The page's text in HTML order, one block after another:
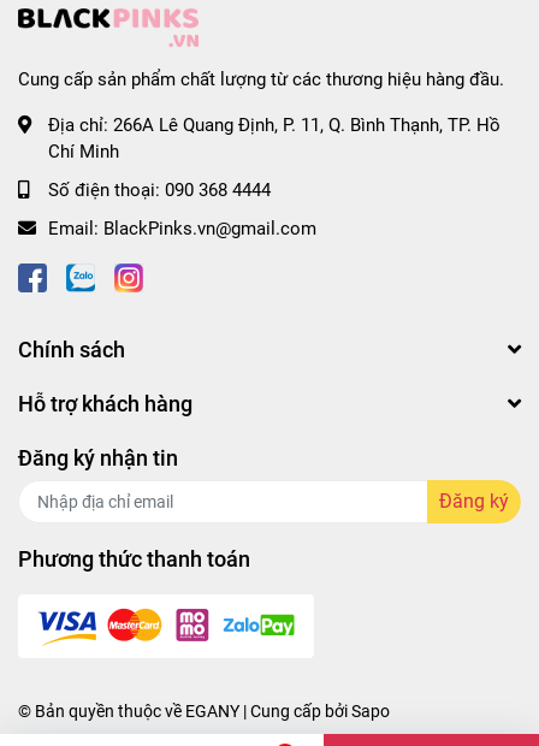
#blpcomvn
Cung cấp sản phẩm chất lượng từ các thương hiệu hàng đầu.
Địa chỉ: 266A Lê Quang Định, P. 11, Q. Bình Thạnh, TP. Hồ
Chí Minh
Số điện thoại: 090 368 4444
Email: BlackPinks.vn@gmail.com
Chính sách
Hỗ trợ khách hàng
Đăng ký nhận tin
Đăng ký
Phương thức thanh toán
© Bản quyền thuộc về EGANY | Cung cấp bởiSapo